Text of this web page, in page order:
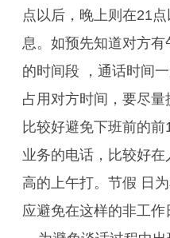
点以后，晚上则在21
息。如预先知道对方
的时间段 ，通话时间
占用对方时间，要尽
比较好避免下班前的
业务的电话，比较好
高的上午打。节假 日
应避免在这样的非工作